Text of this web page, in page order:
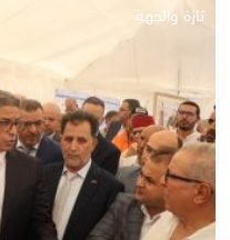
تازة والجهة